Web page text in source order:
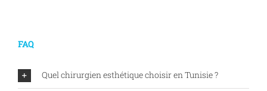
FAQ
Quel chirurgien esthétique choisir en Tunisie ?